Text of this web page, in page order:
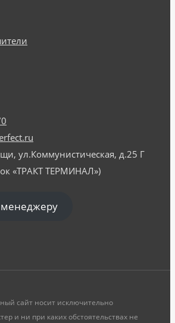
ул.Коммунистическая, д.25 Г
«ТРАКТ ТЕРМИНАЛ»)
менеджеру
сайт носит исключительно
и ни при каких обстоятельствах не